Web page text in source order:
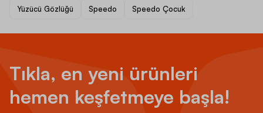
Yüzücü Gözlüğü Speedo Speedo Çocuk
Tıkla, en yeni ürünleri
hemen keşfetmeye başla!